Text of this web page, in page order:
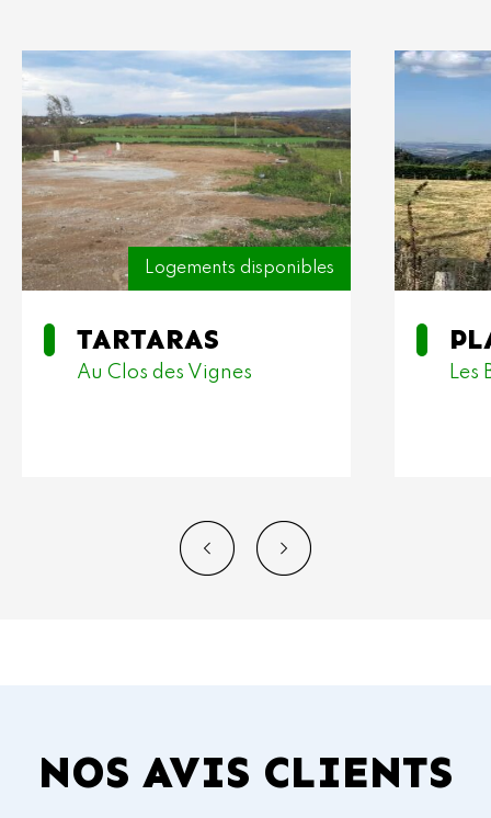
Logements disponibles
TARTARAS
Au Clos des Vignes Les
NOS AVIS CLIENTS